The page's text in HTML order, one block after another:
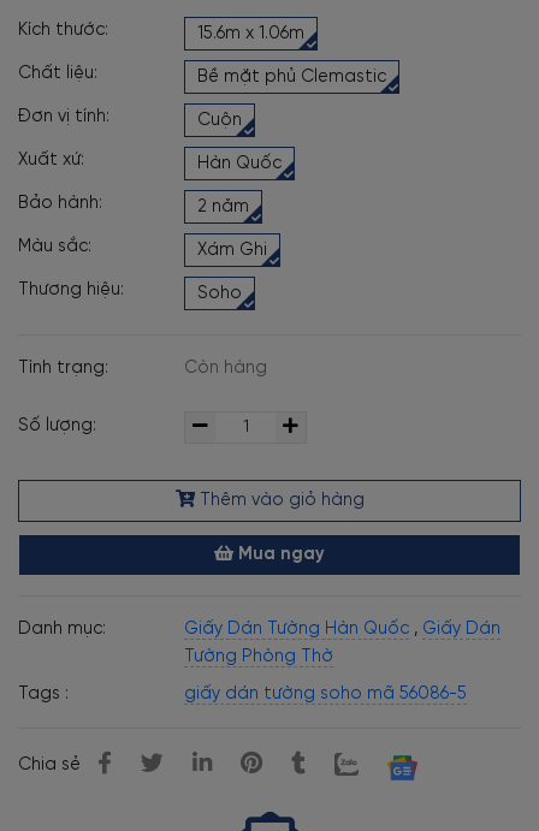
Kích thước: 15.6m x 1.06m
Chất liệu: Bề mặt phủ Clemastic
Đơn vị tính: Cuộn
Xuất xứ: Hàn Quốc
Bảo hành: 2 năm
Màu sắc: Xám Ghi
Thương hiệu: Soho
Tình trạng: Còn hàng
Số lượng:
Thêm vào giỏ hàng
Mua ngay
Danh mục: Giấy Dán Tường Hàn Quốc , Giấy Dán
Tường Phòng Thờ
Tags :
giấy dán tường soho mã 56086-5
Chia sẻ